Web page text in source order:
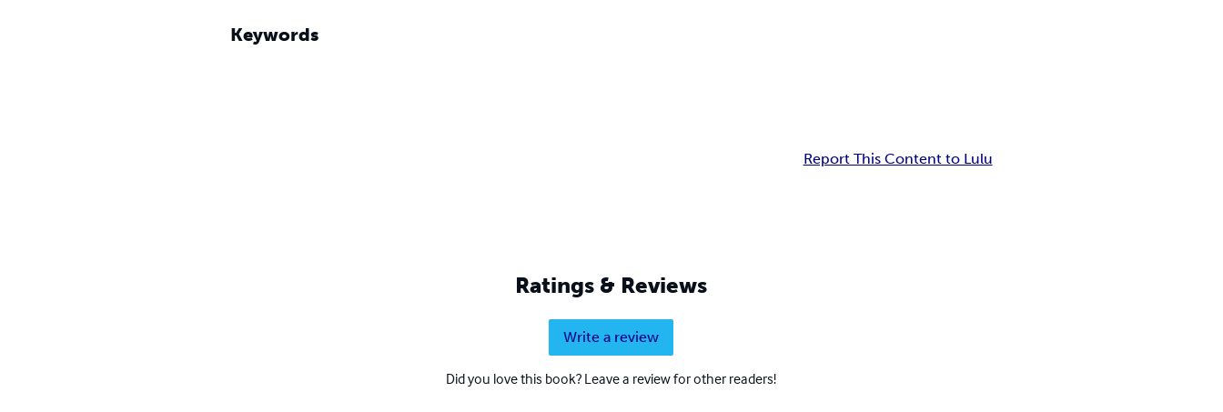
Keywords
Report This Content to Lulu
Ratings & Reviews
Write a review
Did you love this book? Leave a review for other readers!